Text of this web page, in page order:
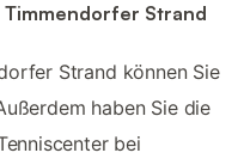
Strand
Strand können Sie
haben Sie die
bei